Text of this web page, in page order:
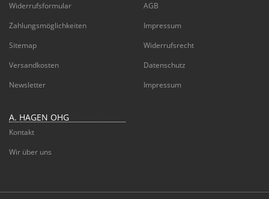
Widerrufsformular
Zahlungsmöglichkeiten
Sitemap
Versandkosten
Newsletter
AGB
Impressum
Widerrufsrecht
Datenschutz
Impressum
A. HAGEN OHG
Kontakt
Wir über uns